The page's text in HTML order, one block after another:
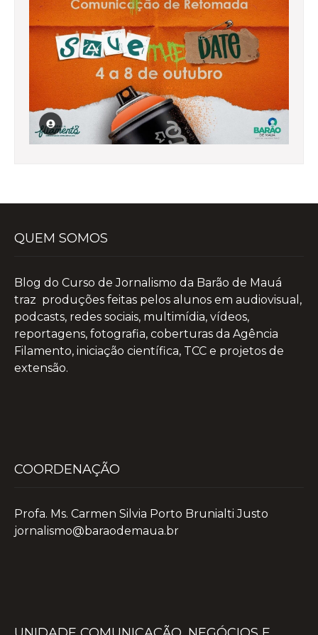
QUEM SOMOS
Blog do Curso de Jornalismo da Barão de Mauá
traz produções feitas pelos alunos em audiovisual,
podcasts, redes sociais, multimídia, vídeos,
reportagens, fotografia, coberturas da Agência
Filamento, iniciação científica, TCC e projetos de
extensão.
COORDENAÇÃO
Profa. Ms. Carmen Silvia Porto Brunialti Justo
jornalismo@baraodemaua.br